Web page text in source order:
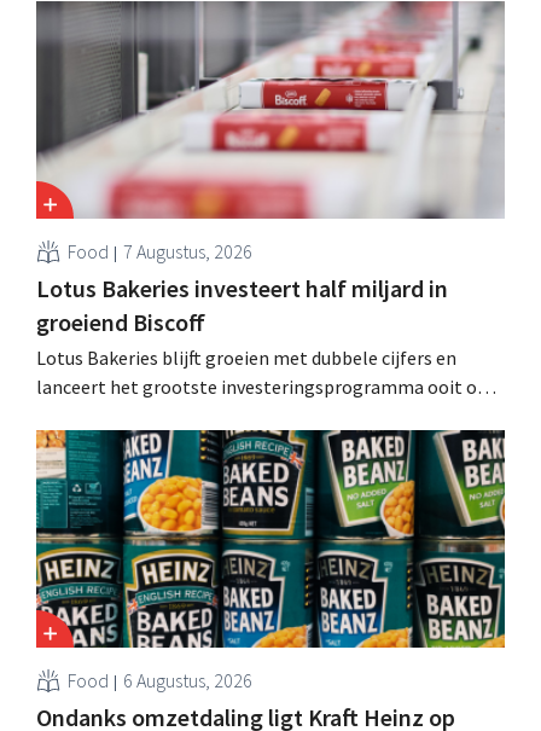
andere Guiness en voorgemixte cocktails.
Food 7 Augustus, 2026
Lotus Bakeries investeert half miljard in
groeiend Biscoff
Lotus Bakeries blijft groeien met dubbele cijfers en
lanceert het grootste investeringsprogramma ooit om
moeten dit momentum grijpen”.
Food 6 Augustus, 2026
Ondanks omzetdaling ligt Kraft Heinz op